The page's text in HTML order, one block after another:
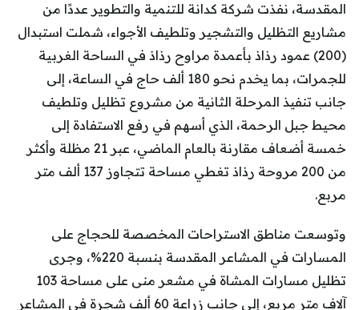
المقدسة، نفذت شركة كدانة للتنمية والتطوير عددًا من
مشاريع التظليل والتشجير وتلطيف الأجواء، شملت استبدال
(200) عمود رذاذ بأعمدة مراوح رذاذ في الساحة الغربية
للجمرات، بما يخدم نحو 180 ألف حاج في الساعة، إلى
جانب تنفيذ المرحلة الثانية من مشروع تظليل وتلطيف
محيط جبل الرحمة، الذي أسهم في رفع الاستفادة إلى
خمسة أضعاف مقارنة بالعام الماضي، عبر 21 مظلة وأكثر
من 200 مروحة رذاذ تغطي مساحة تتجاوز 137 ألف متر
مربع.
وتوسعت مناطق الاستراحات المخصصة للحجاج على
المسارات في المشاعر المقدسة بنسبة 220%، وجرى
تظليل مسارات المشاة في مشعر منى على مساحة 103
آلاف متر مربع، إلى جانب زراعة 60 ألف شجرة في المشاعر